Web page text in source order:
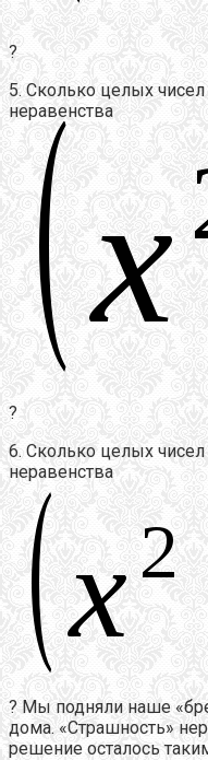
?
5. Сколько целых
неравенства
?
6. Сколько целых
неравенства
? Мы подняли наше
дома. «Страшность»
решение осталось